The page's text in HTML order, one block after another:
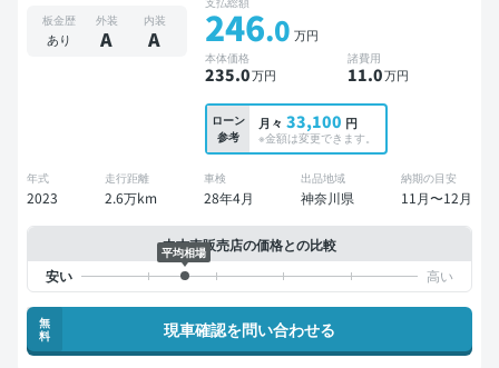
板金歴
あり
外装
A
内装
A 246.0 万円
本体価格
235.0万円
諸費用
11.0万円
ローン
参考
月々 33,100 円
※金額は変更できます。
年式
2023
走行距離
2.6万km
車検
28年4月
出品地域
神奈川県
納期の目安
11月〜12月
中古車販売店の価格との比較
平均相場
無
料
現車確認を問い合わせる